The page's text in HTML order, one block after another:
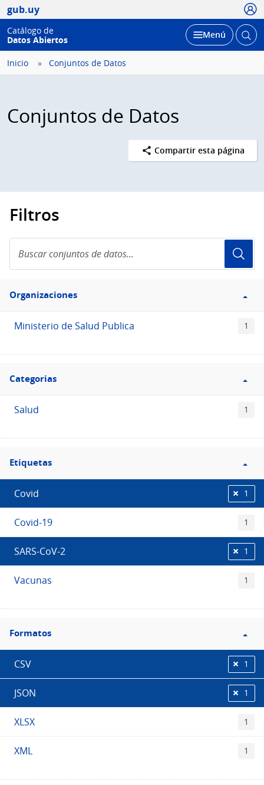
gub.uy
Catálogo de
Datos Abiertos
Desplegar
Menú Abrir
Inicio Conjuntos de Datos
Conjuntos de Datos
Compartir esta página
Filtros
conjuntos
de
Filtro
Organizaciones
Organizaciones
Ministerio de Salud Publica 1
Filtro
Categorias
Categorias
Salud 1
Filtro
Etiquetas
Etiquetas
Covid 1
Covid-19 1
SARS-CoV-2 1
Vacunas 1
Filtro
Formatos
Formatos
CSV 1
JSON 1
XLSX 1
XML 1